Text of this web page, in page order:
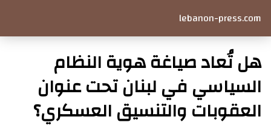
lebanon-press.com
هل تُعاد صياغة هوية النظام
السياسي في لبنان تحت عنوان
العقوبات والتنسيق العسكري؟